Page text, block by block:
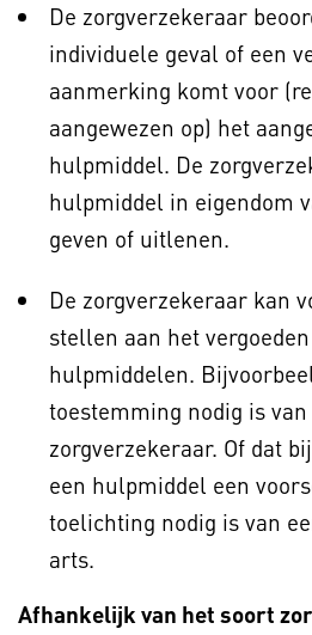
De zorgverzekeraar
individuele geval of een
aanmerking komt voor
aangewezen op) het
hulpmiddel. De
hulpmiddel in eigendom
geven of uitlenen.
De zorgverzekeraar kan
stellen aan het
hulpmiddelen.
toestemming nodig is van
zorgverzekeraar. Of dat
een hulpmiddel een
toelichting nodig is van
arts.
Afhankelijk van het soort